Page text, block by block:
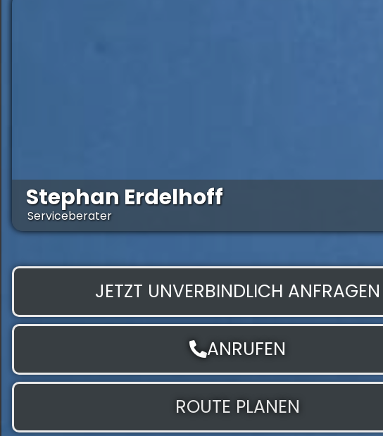
Stephan Erdelhoff
Serviceberater
JETZT UNVERBINDLICH ANFRAGEN
ANRUFEN
ROUTE PLANEN